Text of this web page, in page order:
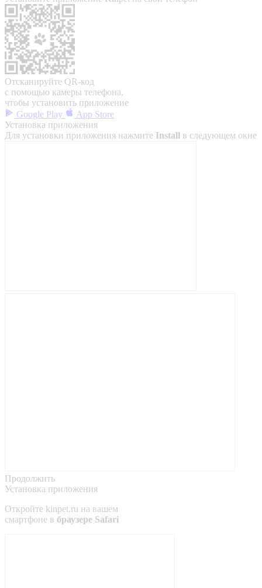
Отсканируйте QR-код
с помощью камеры телефона,
чтобы установить приложение
Google Play
App Store
Установка приложения
Для установки приложения нажмите Install в следующем окне
Продолжить
Установка приложения
Откройте kinpet.ru на вашем
смартфоне в браузере Safari